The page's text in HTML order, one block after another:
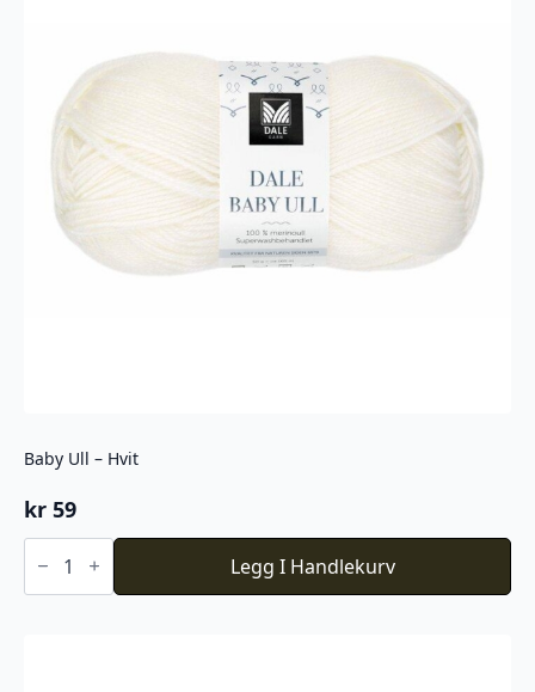
Baby Ull – Hvit
kr 59
Baby
Ull
Hvit
Legg I Handlekurv